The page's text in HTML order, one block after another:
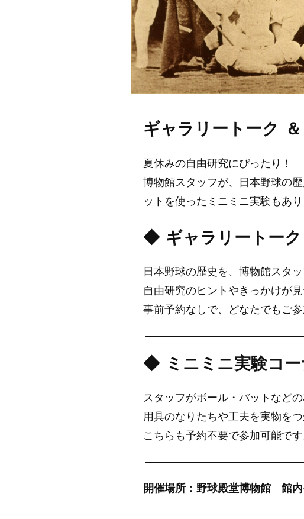
ギャラリートーク
夏休みの自由研究にぴったり！
博物館スタッフが、日本野球の
ットを使ったミニミニ実験もあり
◆ ギャラリートーク
日本野球の歴史を、博物館スタ
自由研究のヒントやきっかけが
事前予約なしで、どなたでもご参
◆ ミニミニ実験コー
スタッフがボール・バットなど
用具のなりたちや工夫を実物を
こちらも予約不要で参加可能です
開催場所：野球殿堂博物館 館